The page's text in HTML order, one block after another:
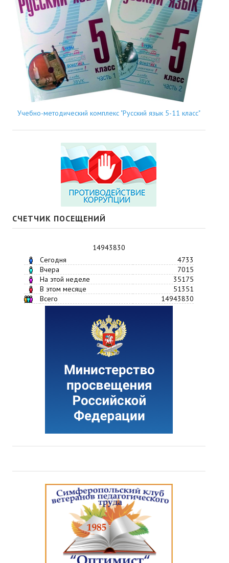
Учебно-методический комплекс "Русский язык 5-11 класс"
СЧЕТЧИК ПОСЕЩЕНИЙ
14943830
Сегодня
4733
Вчера
7015
На этой неделе
35175
В этом месяце
51351
Всего
14943830